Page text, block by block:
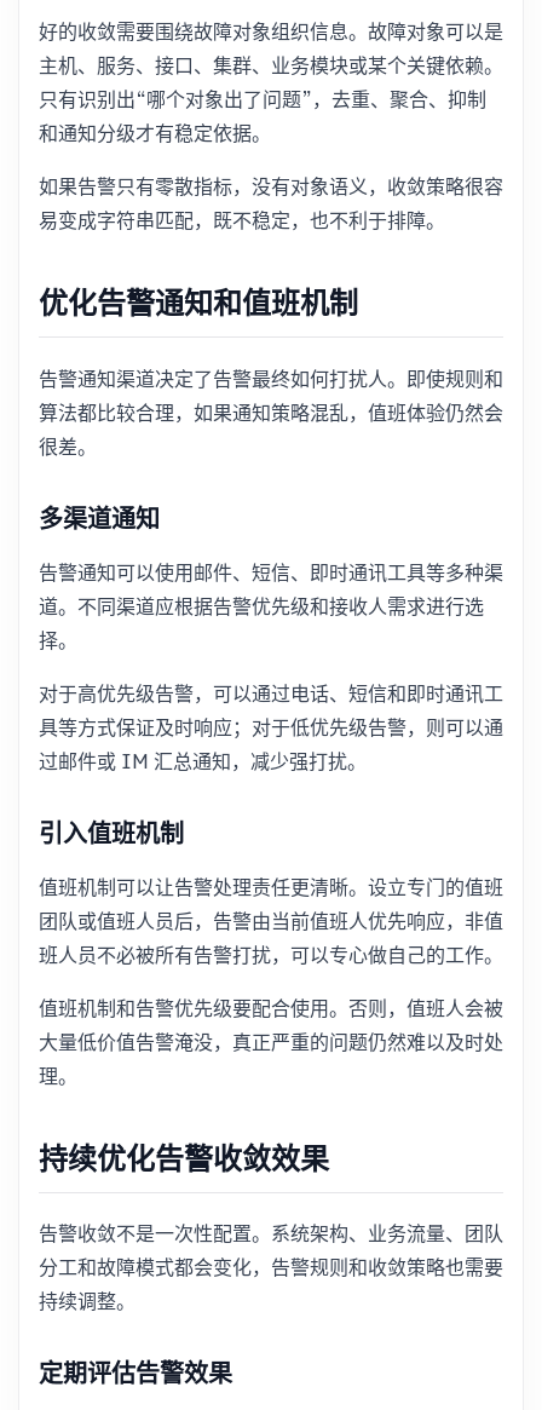
好的收敛需要围绕故障对象组织信息。故障对象可以是
主机、服务、接口、集群、业务模块或某个关键依赖。
只有识别出“哪个对象出了问题”，去重、聚合、抑制
和通知分级才有稳定依据。
如果告警只有零散指标，没有对象语义，收敛策略很容
易变成字符串匹配，既不稳定，也不利于排障。
优化告警通知和值班机制
告警通知渠道决定了告警最终如何打扰人。即使规则和
算法都比较合理，如果通知策略混乱，值班体验仍然会
很差。
多渠道通知
告警通知可以使用邮件、短信、即时通讯工具等多种渠
道。不同渠道应根据告警优先级和接收人需求进行选
择。
对于高优先级告警，可以通过电话、短信和即时通讯工
具等方式保证及时响应；对于低优先级告警，则可以通
过邮件或 IM 汇总通知，减少强打扰。
引入值班机制
值班机制可以让告警处理责任更清晰。设立专门的值班
团队或值班人员后，告警由当前值班人优先响应，非值
班人员不必被所有告警打扰，可以专心做自己的工作。
值班机制和告警优先级要配合使用。否则，值班人会被
大量低价值告警淹没，真正严重的问题仍然难以及时处
理。
持续优化告警收敛效果
告警收敛不是一次性配置。系统架构、业务流量、团队
分工和故障模式都会变化，告警规则和收敛策略也需要
持续调整。
定期评估告警效果